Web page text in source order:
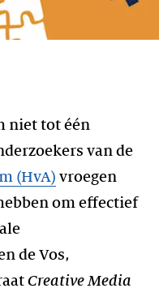
niet tot één
van de
(HvA) vroegen
om effectief
de Vos,
Creative Media